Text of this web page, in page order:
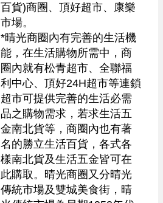
百貨)商圈、頂好超市、康樂
市場。
*晴光商圈內有完善的生活機
能，在生活購物所需中，商
圈內就有松青超市、全聯福
利中心、頂好24H超市等連鎖
超市可提供完善的生活必需
品之購物需求，若求生活五
金南北貨等，商圈內也有著
名的勝立生活百貨，各式各
樣南北貨及生活五金皆可在
此購取。晴光商圈又分晴光
傳統市場及雙城美食街，晴